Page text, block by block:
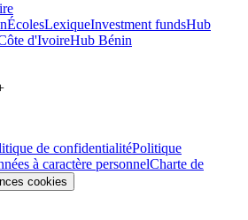
ÉcolesLexiqueInvestment fundsHub
d'IvoireHub Bénin
de confidentialitéPolitique
à caractère personnelCharte de
cookies